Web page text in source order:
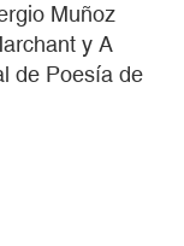
Muñoz
y A
de Poesía de